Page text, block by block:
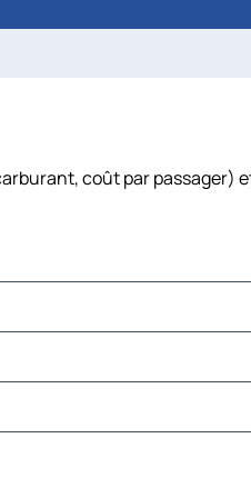
coût par passager)